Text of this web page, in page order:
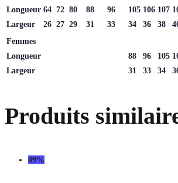
Longueur 64 72 80 88 96 105 106 107
Largeur
26 27 29 31 33 34 36 38
Femmes
Longueur
88 96 105
Largeur
31 33 34
Produits
49%